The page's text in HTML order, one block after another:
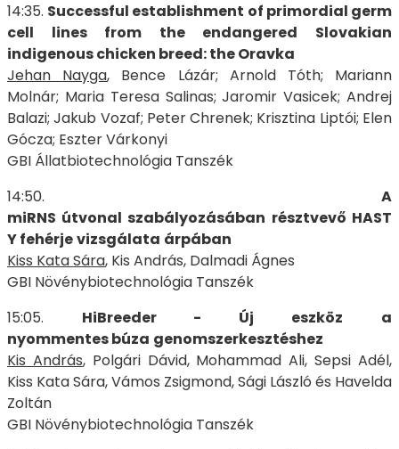
14:35. Successful establishment of primordial germ
cell lines from the endangered Slovakian
indigenous chicken breed: the Oravka
Jehan Nayga, Bence Lázár; Arnold Tóth; Mariann
Molnár; Maria Teresa Salinas; Jaromir Vasicek; Andrej
Balazi; Jakub Vozaf; Peter Chrenek; Krisztina Liptói; Elen
Gócza; Eszter Várkonyi
GBI Állatbiotechnológia Tanszék
14:50. A
miRNS útvonal szabályozásában résztvevő HAST
Yfehérjevizsgálata árpában
Kiss KataSára, Kis András, Dalmadi Ágnes
GBI Növénybiotechnológia Tanszék
15:05. HiBreeder - Új eszköz
a
nyommentesbúza genomszerkesztéshez
Kis András, Polgári Dávid, Mohammad Ali, Sepsi Adél,
Kiss Kata Sára, Vámos Zsigmond, Sági László és Havelda
Zoltán
GBI Növénybiotechnológia Tanszék